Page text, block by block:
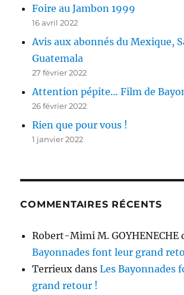
Foire au Jambon 1999
16 avril 2022
Avis aux abonnés du Mexique,
Guatemala
27 février 2022
Attention pépite… Film de
26 février 2022
Rien que pour vous !
1 janvier 2022
COMMENTAIRES RÉCENTS
Robert-Mimi M. GOYHENECHE
Bayonnades font leur grand
Terrieux dansLes Bayonnades
grand retour !